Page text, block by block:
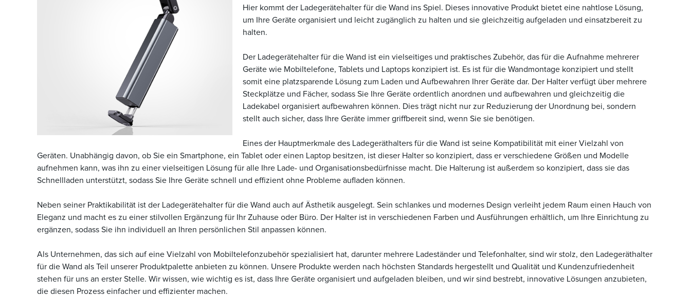
Hier kommt der Ladegerätehalter für die Wand ins Spiel. Dieses innovative Produkt bietet eine nahtlose Lösung,
um Ihre Geräte organisiert und leicht zugänglich zu halten und sie gleichzeitig aufgeladen und einsatzbereit zu
halten.
Der Ladegerätehalter für die Wand ist ein vielseitiges und praktisches Zubehör, das für die Aufnahme mehrerer
Geräte wie Mobiltelefone, Tablets und Laptops konzipiert ist. Es ist für die Wandmontage konzipiert und stellt
somit eine platzsparende Lösung zum Laden und Aufbewahren Ihrer Geräte dar. Der Halter verfügt über mehrere
Steckplätze und Fächer, sodass Sie Ihre Geräte ordentlich anordnen und aufbewahren und gleichzeitig die
Ladekabel organisiert aufbewahren können. Dies trägt nicht nur zur Reduzierung der Unordnung bei, sondern
stellt auch sicher, dass Ihre Geräte immer griffbereit sind, wenn Sie sie benötigen.
Eines der Hauptmerkmale des Ladegeräthalters für die Wand ist seine Kompatibilität mit einer Vielzahl von
Geräten. Unabhängig davon, ob Sie ein Smartphone, ein Tablet oder einen Laptop besitzen, ist dieser Halter so konzipiert, dass er verschiedene Größen und Modelle
aufnehmen kann, was ihn zu einer vielseitigen Lösung für alle Ihre Lade- und Organisationsbedürfnisse macht. Die Halterung ist außerdem so konzipiert, dass sie das
Schnellladen unterstützt, sodass Sie Ihre Geräte schnell und effizient ohne Probleme aufladen können.
Neben seiner Praktikabilität ist der Ladegerätehalter für die Wand auch auf Ästhetik ausgelegt. Sein schlankes und modernes Design verleiht jedem Raum einen Hauch von
Eleganz und macht es zu einer stilvollen Ergänzung für Ihr Zuhause oder Büro. Der Halter ist in verschiedenen Farben und Ausführungen erhältlich, um Ihre Einrichtung zu
ergänzen, sodass Sie ihn individuell an Ihren persönlichen Stil anpassen können.
Als Unternehmen, das sich auf eine Vielzahl von Mobiltelefonzubehör spezialisiert hat, darunter mehrere Ladeständer und Telefonhalter, sind wir stolz, den Ladegeräthalter
für die Wand als Teil unserer Produktpalette anbieten zu können. Unsere Produkte werden nach höchsten Standards hergestellt und Qualität und Kundenzufriedenheit
stehen für uns an erster Stelle. Wir wissen, wie wichtig es ist, dass Ihre Geräte organisiert und aufgeladen bleiben, und wir sind bestrebt, innovative Lösungen anzubieten,
die diesen Prozess einfacher und effizienter machen.